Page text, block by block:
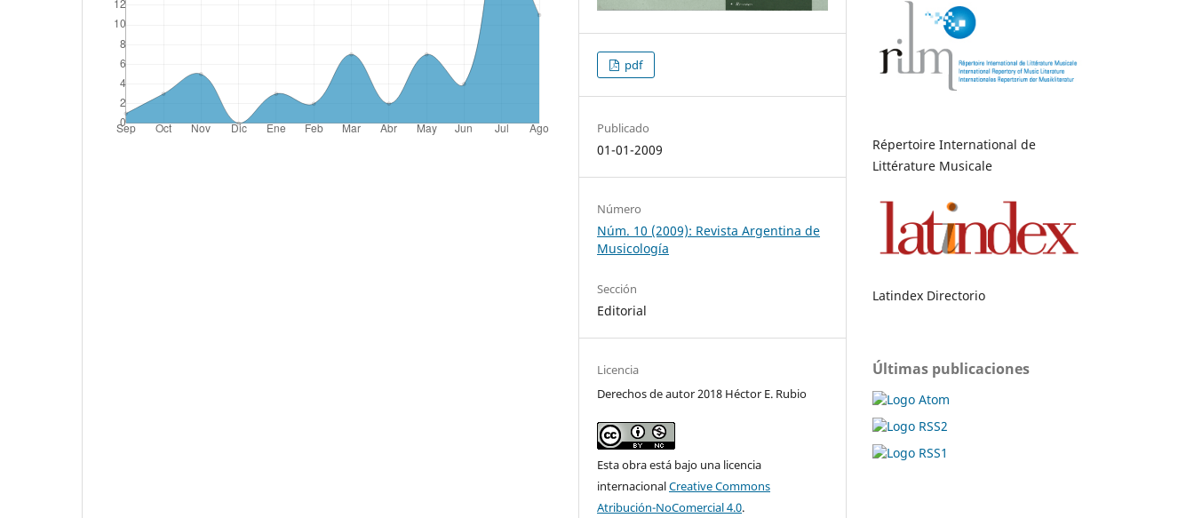
pdf
Publicado
01-01-2009
Número
Núm. 10 (2009): Revista Argentina de
Musicología
Sección
Editorial
Licencia
Derechos de autor 2018 Héctor E. Rubio
Esta obra está bajo una licencia
internacionalCreative Commons
Atribución-NoComercial 4.0.
Répertoire International de
Littérature Musicale
Latindex Directorio
Últimas publicaciones